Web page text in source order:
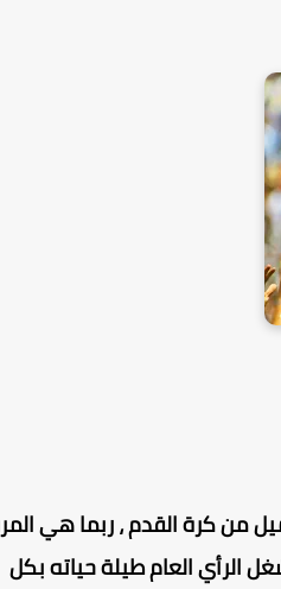
من كرة القدم ، ربما هي
الرأي العام طيلة حياته بكل